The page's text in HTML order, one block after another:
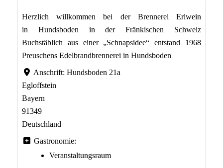
Herzlich willkommen bei der Brennerei Erlwein
in Hundsboden in der Fränkischen Schweiz
Buchstäblich aus einer „Schnapsidee“ entstand 1968
Preuschens Edelbrandbrennerei in Hundsboden
Anschrift: Hundsboden 21a
Egloffstein
Bayern
91349
Deutschland
Gastronomie:
Veranstaltungsraum